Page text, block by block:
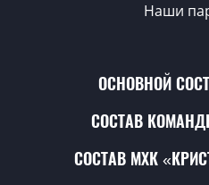
Наши
ОСНОВНОЙ
СОСТАВ
СОСТАВ МХК